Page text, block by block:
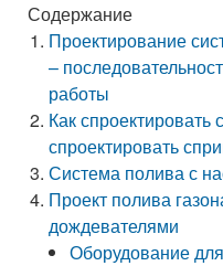
Содержание
Проектирование
–
работы
Как спроектировать
спроектировать
Система полива с
Проект полива
дождевателями
Оборудование